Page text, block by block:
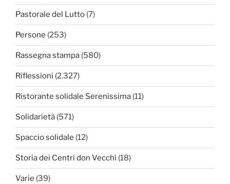
Pastorale del Lutto (7)
Persone (253)
Rassegna stampa (580)
Riflessioni (2.327)
Ristorante solidale Serenissima (11)
Solidarietà (571)
Spaccio solidale (12)
Storia dei Centri don Vecchi (18)
Varie (39)